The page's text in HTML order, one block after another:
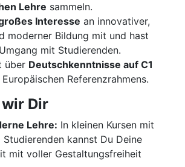
Lehre sammeln.
Interesse an innovativer,
moderner Bildung mit und hast
mit Studierenden.
über Deutschkenntnisse auf C1
Referenzrahmens.
Dir
Lehre: In kleinen Kursen mit
kannst Du Deine
mit voller Gestaltungsfreiheit